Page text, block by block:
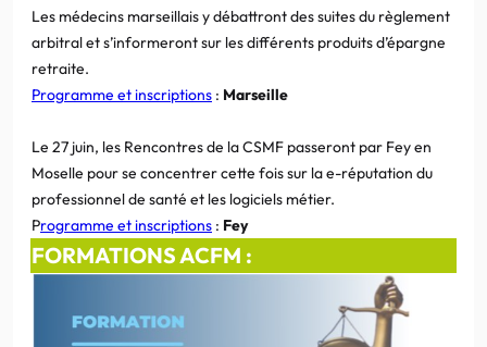
Les médecins marseillais y débattront des suites du règlement
arbitral et s’informeront sur les différents produits d’épargne
retraite.
Programme et inscriptions : Marseille
Le 27 juin, les Rencontres de la CSMF passeront par Fey en
Moselle pour se concentrer cette fois sur la e-réputation du
professionnel de santé et les logiciels métier.
Programme et inscriptions : Fey
FORMATIONS ACFM :